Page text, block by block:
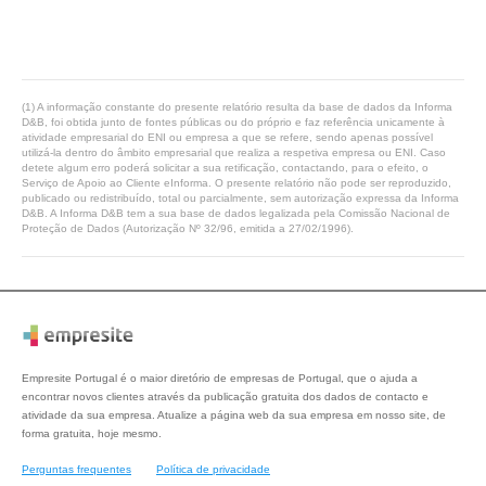
(1) A informação constante do presente relatório resulta da base de dados da Informa
D&B, foi obtida junto de fontes públicas ou do próprio e faz referência unicamente à
atividade empresarial do ENI ou empresa a que se refere, sendo apenas possível
utilizá-la dentro do âmbito empresarial que realiza a respetiva empresa ou ENI. Caso
detete algum erro poderá solicitar a sua retificação, contactando, para o efeito, o
Serviço de Apoio ao Cliente eInforma. O presente relatório não pode ser reproduzido,
publicado ou redistribuído, total ou parcialmente, sem autorização expressa da Informa
D&B. A Informa D&B tem a sua base de dados legalizada pela Comissão Nacional de
Proteção de Dados (Autorização Nº 32/96, emitida a 27/02/1996).
Empresite Portugal é o maior diretório de empresas de Portugal, que o ajuda a
encontrar novos clientes através da publicação gratuita dos dados de contacto e
atividade da sua empresa. Atualize a página web da sua empresa em nosso site, de
forma gratuita, hoje mesmo.
Perguntas frequentes Política de privacidade